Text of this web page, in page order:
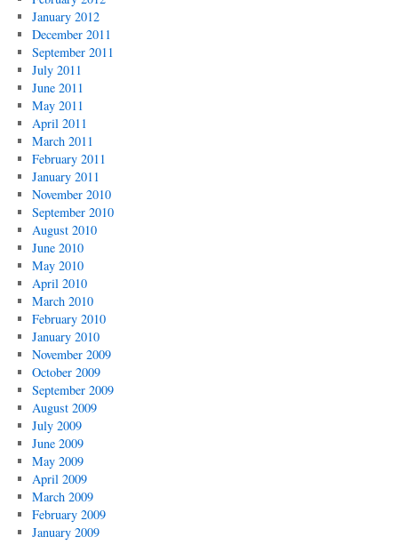
January 2012
December 2011
September 2011
July 2011
June 2011
May 2011
April 2011
March 2011
February 2011
January 2011
November 2010
September 2010
August 2010
June 2010
May 2010
April 2010
March 2010
February 2010
January 2010
November 2009
October 2009
September 2009
August 2009
July 2009
June 2009
May 2009
April 2009
March 2009
February 2009
January 2009